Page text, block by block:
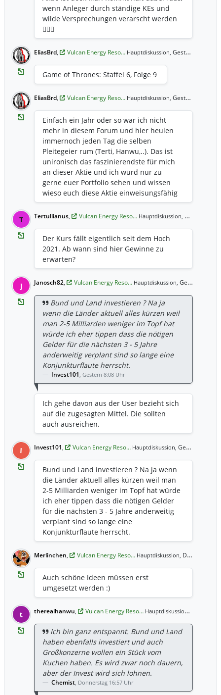
wenn Anleger durch ständige KEs und
wilde Versprechungen verarscht werden
🤷🏻‍♂️
EliasBrd, Vulcan Energy Reso… Hauptdiskussion, Gestern 13:02 Uhr
Game of Thrones: Staffel 6, Folge 9
EliasBrd, Vulcan Energy Reso… Hauptdiskussion, Gestern 13:01 Uhr
Einfach ein Jahr oder so war ich nicht
mehr in diesem Forum und hier heulen
immernoch jeden Tag die selben
Pleitegeier rum (Terti, Hanwu,..). Das ist
unironisch das faszinierendste für mich
an dieser Aktie und ich würd nur zu
gerne euer Portfolio sehen und wissen
wieso euch diese Aktie einweisungsfähig
gemacht hat
T
Tertullianus, Vulcan Energy Reso… Hauptdiskussion,
Der Kurs fällt eigentlich seit dem Hoch
2021. Ab wann sind hier Gewinne zu
erwarten?
J Janosch82, Vulcan Energy Reso… Hauptdiskussion, Gestern 8:43 Uhr
Bund und Land investieren ? Na ja
wenn die Länder aktuell alles kürzen weil
man 2-5 Milliarden weniger im Topf hat
würde ich eher tippen dass die nötigen
Gelder für die nächsten 3 - 5 Jahre
anderweitig verplant sind so lange eine
Konjunkturflaute herrscht.
Invest101, Gestern 8:08 Uhr
Ich gehe davon aus der User bezieht sich
auf die zugesagten Mittel. Die sollten
auch ausreichen.
I Invest101, Vulcan Energy Reso… Hauptdiskussion, Gestern 8:08 Uhr
Bund und Land investieren ? Na ja wenn
die Länder aktuell alles kürzen weil man
2-5 Milliarden weniger im Topf hat würde
ich eher tippen dass die nötigen Gelder
für die nächsten 3 - 5 Jahre anderweitig
verplant sind so lange eine
Konjunkturflaute herrscht.
Merlinchen, Vulcan Energy Reso… Hauptdiskussion, Donnerstag 17:32 Uhr
Auch schöne Ideen müssen erst
umgesetzt werden :)
t therealhanwu, Vulcan Energy Reso… Hauptdiskussion,
Ich bin ganz entspannt. Bund und Land
haben ebenfalls investiert und auch
Großkonzerne wollen ein Stück vom
Kuchen haben. Es wird zwar noch dauern,
aber der Invest wird sich lohnen.
Chemist, Donnerstag 16:57 Uhr